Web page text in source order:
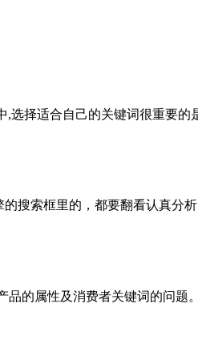
选择适合自己的关键词很重要
搜索框里的，都要翻看认真分
的属性及消费者关键词的问题